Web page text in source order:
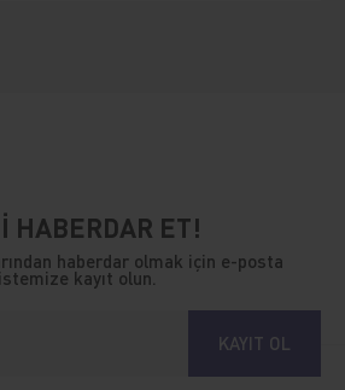
HABERDAR ET!
haberdar olmak için e-posta
kayıt olun.
KAYIT OL